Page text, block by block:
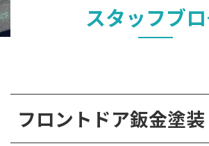
スタッフブ
フロントドア鈑金塗装